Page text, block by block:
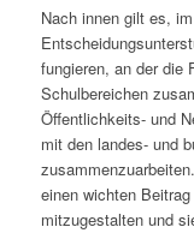
Nach innen gilt es,
fungieren, an der die
Schulbereichen
Öffentlichkeits- und
mit den landes- und
einen wichten
mitzugestalten und